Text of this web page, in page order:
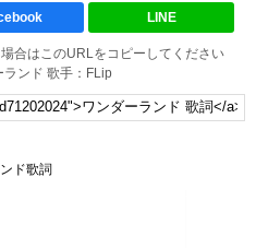
LINE
合はこのURLをコピーしてください
ランド 歌手：FLip
ド歌詞